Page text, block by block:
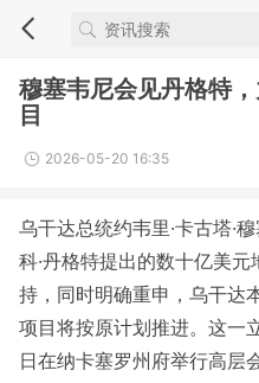
穆塞韦尼会见丹格特
目
2026-05-20 16:35
乌干达总统约韦里·卡古塔·
科·丹格特提出的数十亿美
持，同时明确重申，乌干达
项目将按原计划推进。这一
日在纳卡塞罗州府举行高层